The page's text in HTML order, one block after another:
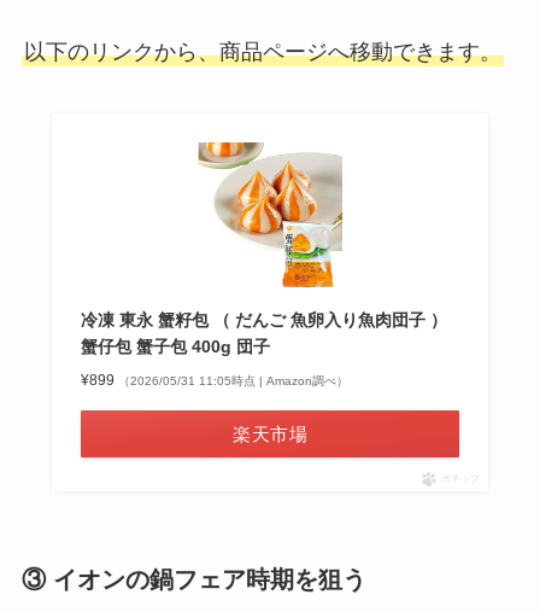
以下のリンクから、商品ページへ移動できます。
冷凍 東永 蟹籽包 （ だんご 魚卵入り魚肉団子 ）
蟹仔包 蟹子包 400g 団子
¥899 （2026/05/31 11:05時点 | Amazon調べ）
楽天市場
ポチップ
③ イオンの鍋フェア時期を狙う